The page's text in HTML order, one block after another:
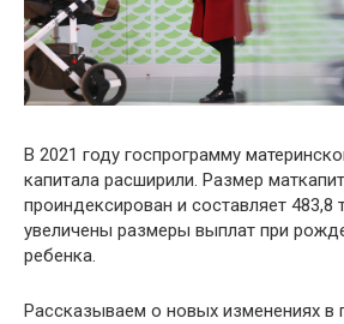
В 2021 году госпрограмму
капитала расширили. Размер
проиндексирован и составляет 483,8
увеличены размеры выплат при
ребенка.
Рассказываем о новых изменениях в